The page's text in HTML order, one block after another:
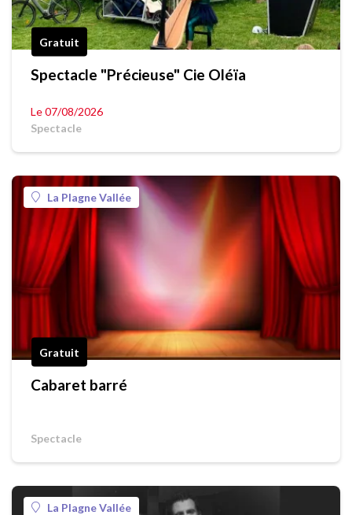
Gratuit
Spectacle "Précieuse" Cie Oléïa
Le 07/08/2026
Spectacle
La Plagne Vallée
Gratuit
Cabaret barré
Spectacle
La Plagne Vallée